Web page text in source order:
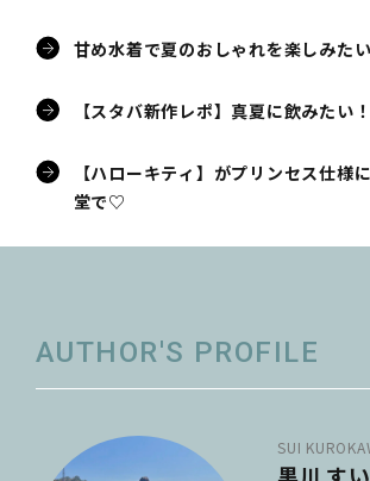
甘め水着で夏のおしゃれを楽しみた
【スタバ新作レポ】真夏に飲みた
【ハローキティ】がプリンセス仕
堂で♡
AUTHOR'S PROFILE
SUI